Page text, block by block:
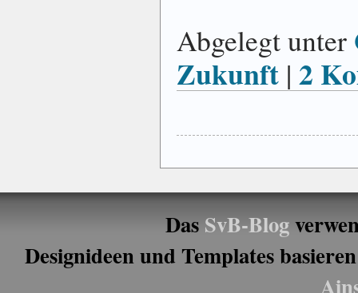
Abgelegt unter
Zukunft | 2
DasSvB-Blog
Designideen und Templates